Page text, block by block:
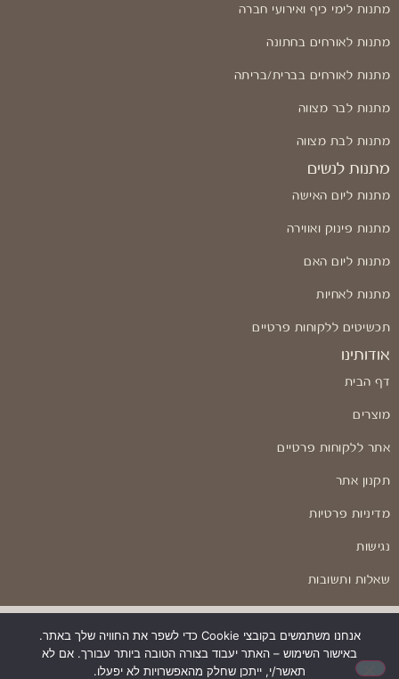
מתנות לימי כיף ואירועי חברה
מתנות לאורחים בחתונה
מתנות לאורחים בברית/בריתה
מתנות לבר מצווה
מתנות לבת מצווה
מתנות לנשים
מתנות ליום האישה
מתנות פינוק ואווירה
מתנות ליום האם
מתנות לאחיות
תכשיטים ללקוחות פרטיים
אודותינו
דף הבית
מוצרים
אתר ללקוחות פרטיים
תקנון אתר
מדיניות פרטיות
נגישות
שאלות ותשובות
בניה ועיצוב: Odesign
אנחנו משתמשים בקובצי Cookie כדי לשפר את החוויה שלך באתר.
באישור השימוש – האתר יעבוד בצורה הטובה ביותר עבורך. אם לא
תאשר/י, ייתכן שחלק מהאפשרויות לא יפעלו.